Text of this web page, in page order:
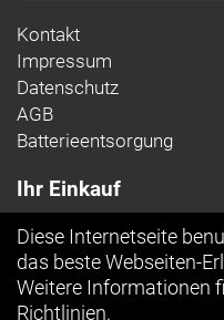
Kontakt
Impressum
Datenschutz
AGB
Batterieentsorgung
Ihr Einkauf
Top Artikel
Diese Internetseite
das beste Webseiten-
Weitere Informationen
Richtlinien.